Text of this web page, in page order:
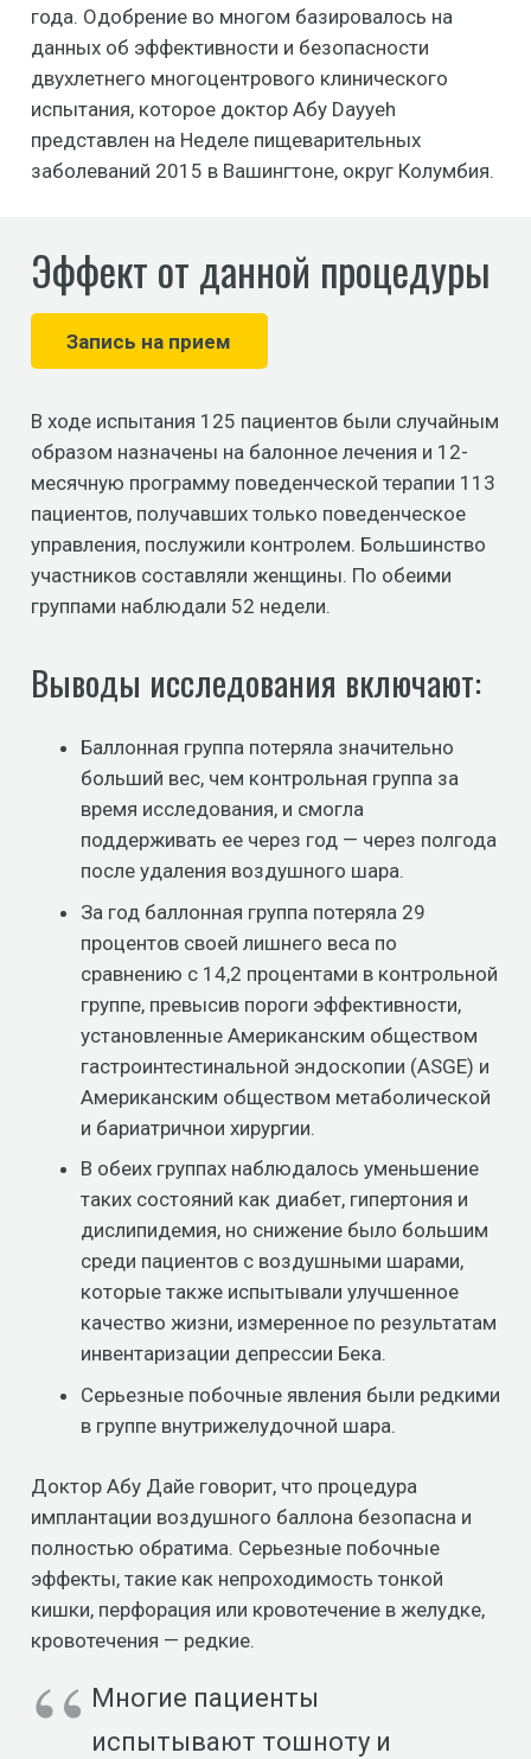
года. Одобрение во многом базировалось на
данных об эффективности и безопасности
двухлетнего многоцентрового клинического
испытания, которое доктор Абу Dayyeh
представлен на Неделе пищеварительных
заболеваний 2015 в Вашингтоне, округ Колумбия.
Эффект от данной процедуры
Запись на прием
В ходе испытания 125 пациентов были случайным
образом назначены на балонное лечения и 12-
месячную программу поведенческой терапии 113
пациентов, получавших только поведенческое
управления, послужили контролем. Большинство
участников составляли женщины. По обеими
группами наблюдали 52 недели.
Выводы исследования включают:
Баллонная группа потеряла значительно
больший вес, чем контрольная группа за
время исследования, и смогла
поддерживать ее через год — через полгода
после удаления воздушного шара.
За год баллонная группа потеряла 29
процентов своей лишнего веса по
сравнению с 14,2 процентами в контрольной
группе, превысив пороги эффективности,
установленные Американским обществом
гастроинтестинальной эндоскопии (ASGE) и
Американским обществом метаболической
и бариатричнои хирургии.
В обеих группах наблюдалось уменьшение
таких состояний как диабет, гипертония и
дислипидемия, но снижение было большим
среди пациентов с воздушными шарами,
которые также испытывали улучшенное
качество жизни, измеренное по результатам
инвентаризации депрессии Бека.
Серьезные побочные явления были редкими
в группе внутрижелудочной шара.
Доктор Абу Дайе говорит, что процедура
имплантации воздушного баллона безопасна и
полностью обратима. Серьезные побочные
эффекты, такие как непроходимость тонкой
кишки, перфорация или кровотечение в желудке,
кровотечения — редкие.
Многие пациенты
испытывают тошноту и